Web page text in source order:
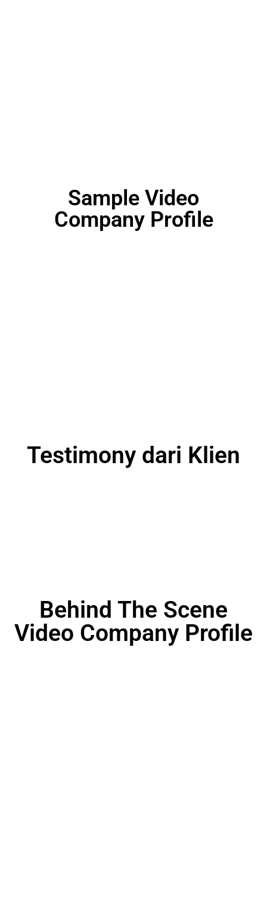
Sample Video
Company Profile
Testimony dari Klien
Behind The Scene
Video Company Profile